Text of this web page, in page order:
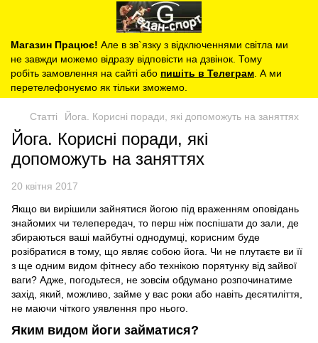
Магазин Працює! Але в зв`язку з відключеннями світла ми
не завжди можемо відразу відповісти на дзвінок. Тому
робіть замовлення на сайті або пишіть в Телеграм . А ми
перетелефонуємо як тільки зможемо.
Статті Йога. Корисні поради, які допоможуть на заняттях
Йога. Корисні поради, які
допоможуть на заняттях
20 квітня 2017
Якщо ви вирішили зайнятися йогою під враженням оповідань
знайомих чи телепередач, то перш ніж поспішати до зали, де
збираються ваші майбутні однодумці, корисним буде
розібратися в тому, що являє собою йога. Чи не плутаєте ви її
з ще одним видом фітнесу або технікою порятунку від зайвої
ваги? Адже, погодьтеся, не зовсім обдумано розпочинатиме
захід, який, можливо, займе у вас роки або навіть десятиліття,
не маючи чіткого уявлення про нього.
Яким видом йоги займатися?